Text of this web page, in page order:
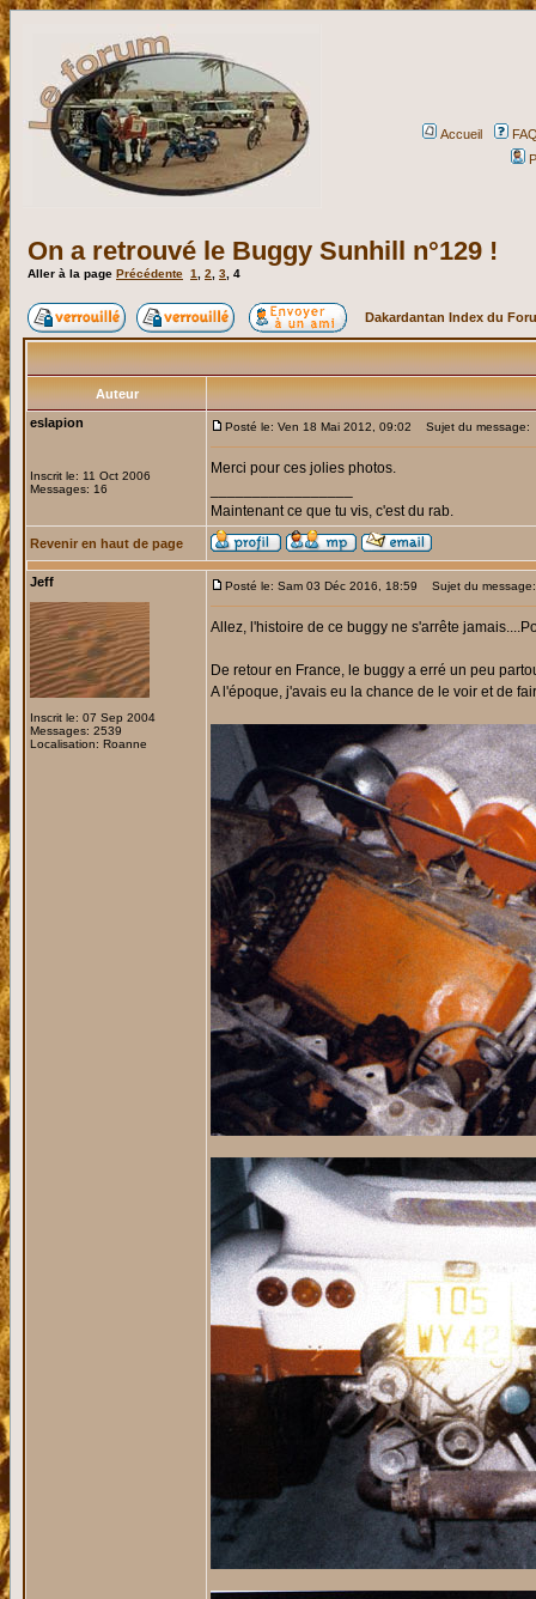
Accueil
On a retrouvé le Buggy Sunhill n°129 !
Aller à la page Précédente 1 2 3 4
Dakardantan Index du
Auteur
eslapion
Inscrit le: 11 Oct 2006
Messages: 16
Posté le: Ven 18 Mai 2012, 09:02 Sujet du message:
Merci pour ces jolies photos.
Maintenant ce que tu vis, c'est du rab.
Revenir en haut de page
Jeff
Inscrit le: 07 Sep 2004
Messages: 2539
Localisation: Roanne
Posté le: Sam 03 Déc 2016, 18:59 Sujet du message:
Allez, l'histoire de ce buggy ne s'arrête
De retour en France, le buggy a erré un peu
A l'époque, j'avais eu la chance de le voir et de